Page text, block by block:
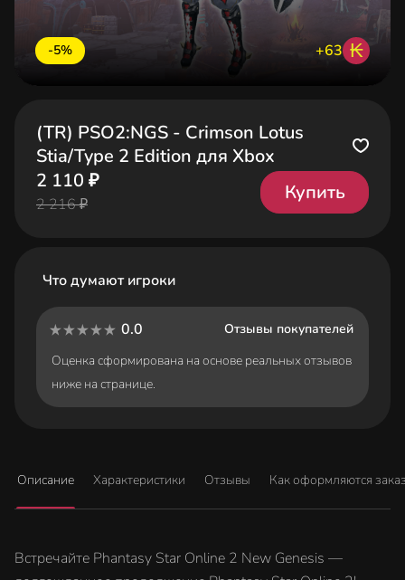
-5% +63 ₭
(TR) PSO2:NGS - Crimson Lotus
Stia/Type 2 Edition для Xbox
2 110 ₽
2 216 ₽
Купить
Что думают игроки
0.0
Отзывы покупателей
Оценка сформирована на основе реальных отзывов
ниже на странице.
Описание Характеристики Отзывы Как оформляются
Встречайте Phantasy Star Online 2 New Genesis —